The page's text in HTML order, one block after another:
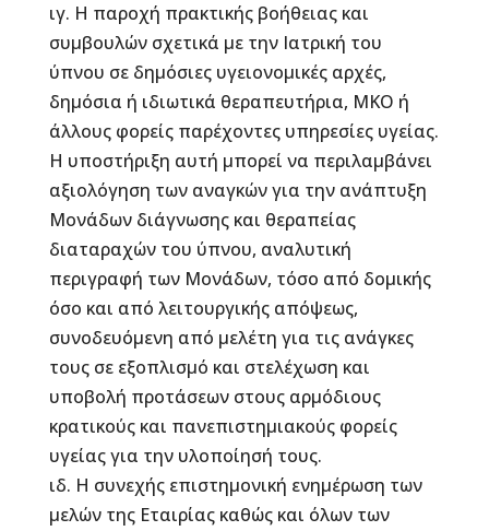
ιγ. Η παροχή πρακτικής βοήθειας και
συμβουλών σχετικά με την Ιατρική του
ύπνου σε δημόσιες υγειονομικές αρχές,
δημόσια ή ιδιωτικά θεραπευτήρια, ΜΚΟ ή
άλλους φορείς παρέχοντες υπηρεσίες υγείας.
Η υποστήριξη αυτή μπορεί να περιλαμβάνει
αξιολόγηση των αναγκών για την ανάπτυξη
Μονάδων διάγνωσης και θεραπείας
διαταραχών του ύπνου, αναλυτική
περιγραφή των Μονάδων, τόσο από δομικής
όσο και από λειτουργικής απόψεως,
συνοδευόμενη από μελέτη για τις ανάγκες
τους σε εξοπλισμό και στελέχωση και
υποβολή προτάσεων στους αρμόδιους
κρατικούς και πανεπιστημιακούς φορείς
υγείας για την υλοποίησή τους.
ιδ. Η συνεχής επιστημονική ενημέρωση των
μελών της Εταιρίας καθώς και όλων των